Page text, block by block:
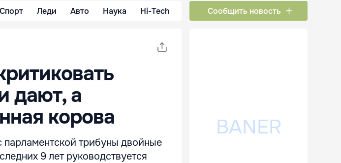
Спорт Леди Авто Наука Hi-Tech Сообщить новость
дают, а
корова
трибуны двойные
9 лет руководствуется